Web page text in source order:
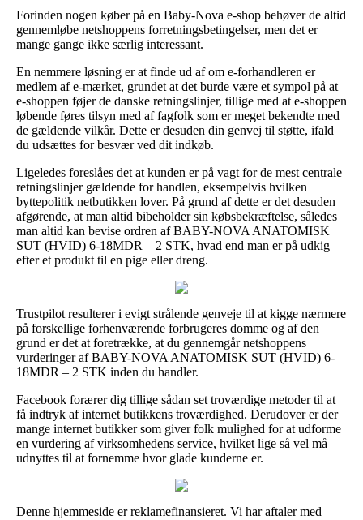
Forinden nogen køber på en Baby-Nova e-shop behøver de altid
gennemløbe netshoppens forretningsbetingelser, men det er
mange gange ikke særlig interessant.
En nemmere løsning er at finde ud af om e-forhandleren er
medlem af e-mærket, grundet at det burde være et sympol på at
e-shoppen føjer de danske retningslinjer, tillige med at e-shoppen
løbende føres tilsyn med af fagfolk som er meget bekendte med
de gældende vilkår. Dette er desuden din genvej til støtte, ifald
du udsættes for besvær ved dit indkøb.
Ligeledes foreslåes det at kunden er på vagt for de mest centrale
retningslinjer gældende for handlen, eksempelvis hvilken
byttepolitik netbutikken lover. På grund af dette er det desuden
afgørende, at man altid bibeholder sin købsbekræftelse, således
man altid kan bevise ordren af BABY-NOVA ANATOMISK
SUT (HVID) 6-18MDR – 2 STK, hvad end man er på udkig
efter et produkt til en pige eller dreng.
Trustpilot resulterer i evigt strålende genveje til at kigge nærmere
på forskellige forhenværende forbrugeres domme og af den
grund er det at foretrække, at du gennemgår netshoppens
vurderinger af BABY-NOVA ANATOMISK SUT (HVID) 6-
18MDR – 2 STK inden du handler.
Facebook forærer dig tillige sådan set troværdige metoder til at
få indtryk af internet butikkens troværdighed. Derudover er der
mange internet butikker som giver folk mulighed for at udforme
en vurdering af virksomhedens service, hvilket lige så vel må
udnyttes til at fornemme hvor glade kunderne er.
Denne hjemmeside er reklamefinansieret. Vi har aftaler med